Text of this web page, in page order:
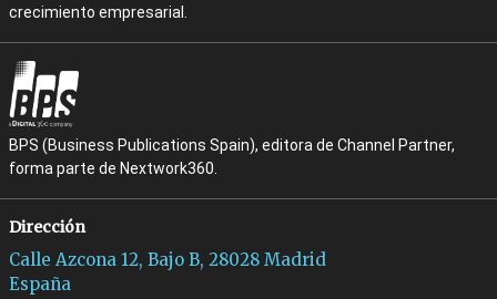
crecimiento empresarial.
BPS (Business Publications Spain), editora de Channel Partner,
forma parte de Nextwork360.
Dirección
Calle Azcona 12, Bajo B, 28028 Madrid
España